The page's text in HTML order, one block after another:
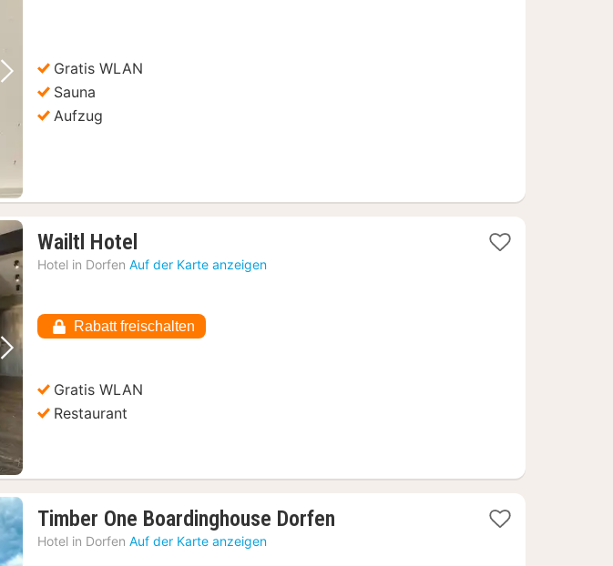
Nächstes Bild
Gratis WLAN
Sauna
Aufzug
Nächstes Bild
Wailtl Hotel
Nacht
€
Hotel in Dorfen Auf der Karte anzeigen
Rabatt freischalten
Gratis WLAN
Restaurant
Timber One Boardinghouse Dorfen
Hotel in Dorfen Auf der Karte anzeigen